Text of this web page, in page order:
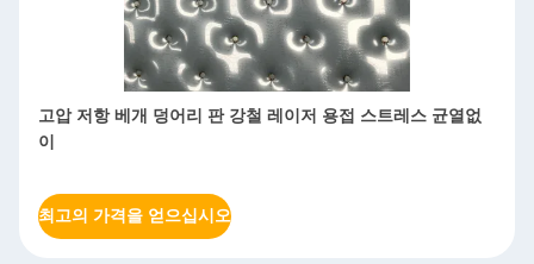
고성능 구덩이 강철 판 우수한 열 교환 효율 레이저 용접
최고의 가격을 얻으십시오